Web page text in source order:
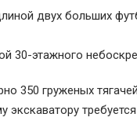
двух больших
30-этажного
350 груженых